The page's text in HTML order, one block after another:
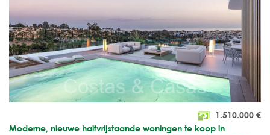
1.510.000 €
Moderne, nieuwe halfvrijstaande woningen te koop in